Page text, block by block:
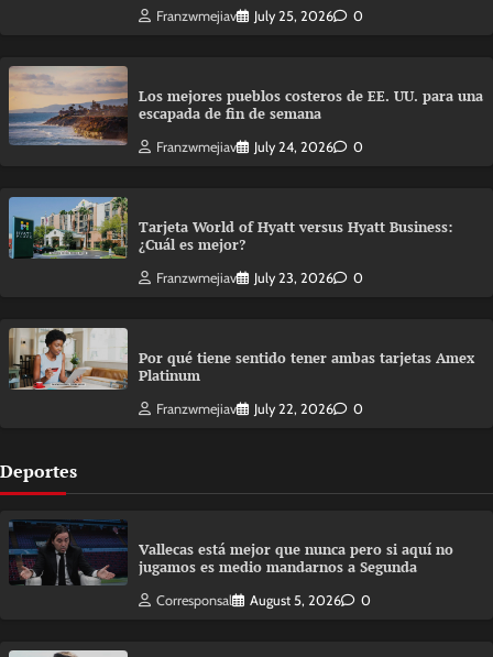
Franzwmejiav July 25, 2026 0
Los mejores pueblos costeros de EE. UU. para una
escapada de fin de semana
Franzwmejiav July 24, 2026 0
Tarjeta World of Hyatt versus Hyatt Business:
¿Cuál es mejor?
Franzwmejiav July 23, 2026 0
Por qué tiene sentido tener ambas tarjetas Amex
Platinum
Franzwmejiav July 22, 2026 0
Deportes
Vallecas está mejor que nunca pero si aquí no
jugamos es medio mandarnos a Segunda
Corresponsal August 5, 2026 0